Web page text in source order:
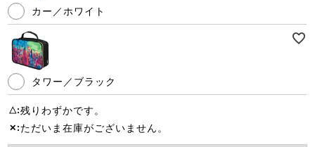
カー／ホワイト
タワー／ブラック
△ 残りわずかです。
✕ ただいま在庫がございません。